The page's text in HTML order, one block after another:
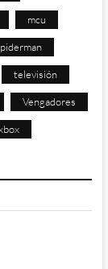
mcu
televisión
Vengadores